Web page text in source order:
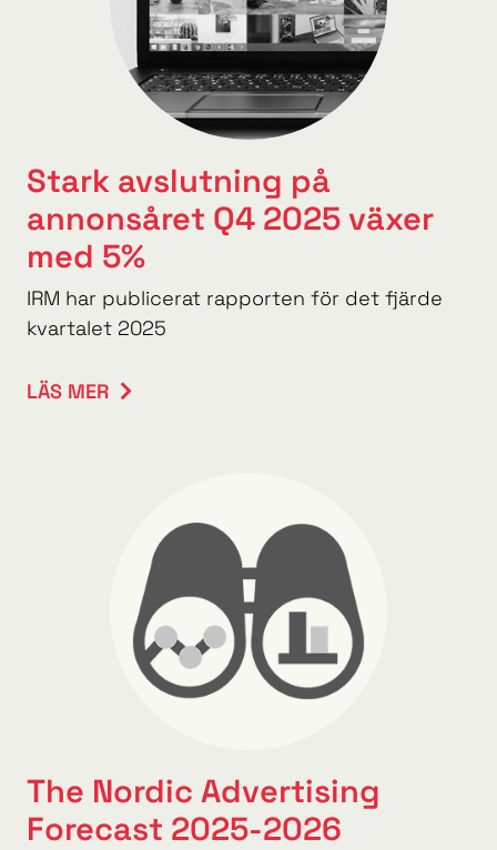
Stark avslutning på
annonsåret Q4 2025 växer
med 5%
IRM har publicerat rapporten för det fjärde
kvartalet 2025
LÄS MER
The Nordic Advertising
Forecast 2025-2026